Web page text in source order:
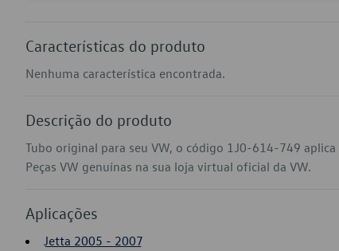
Características do produto
Nenhuma característica encontrada.
Descrição do produto
Tubo original para seu VW, o código 1J0-614-749
Peças VW genuínas na sua loja virtual oficial da VW.
Aplicações
Jetta 2005 - 2007